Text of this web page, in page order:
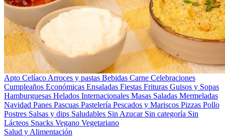
Apto Celíaco Arroces y pastas Bebidas Carne Celebraciones
Cumpleaños Económicas Ensaladas Fiestas Frituras Guisos y Sopas
Hamburguesas Helados Internacionales Masas Saladas Mermeladas
Navidad Panes Pascuas Pastelería Pescados y Mariscos Pizzas Pollo
Postres Salsas y dips Saludables Sin Azucar Sin categoría Sin
Lácteos Snacks Vegano Vegetariano
Salud y Alimentación